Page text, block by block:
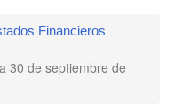
Financieros
30 de septiembre de